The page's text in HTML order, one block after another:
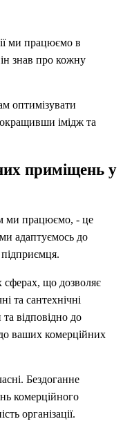
ми працюємо в
знав про кожну
оптимізувати
імідж та
приміщень у
ми працюємо, - це
адаптуємось до
сферах, що дозволяє
та сантехнічні
відповідно до
ваших комерційних
Бездоганне
комерційного
організації.